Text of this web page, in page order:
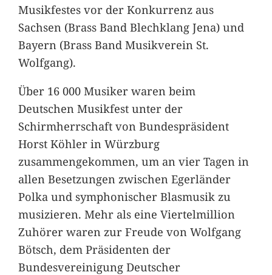
Musikfestes vor der Konkurrenz aus
Sachsen (Brass Band Blechklang Jena) und
Bayern (Brass Band Musikverein St.
Wolfgang).
Über 16 000 Musiker waren beim
Deutschen Musikfest unter der
Schirmherrschaft von Bundespräsident
Horst Köhler in Würzburg
zusammengekommen, um an vier Tagen in
allen Besetzungen zwischen Egerländer
Polka und symphonischer Blasmusik zu
musizieren. Mehr als eine Viertelmillion
Zuhörer waren zur Freude von Wolfgang
Bötsch, dem Präsidenten der
Bundesvereinigung Deutscher